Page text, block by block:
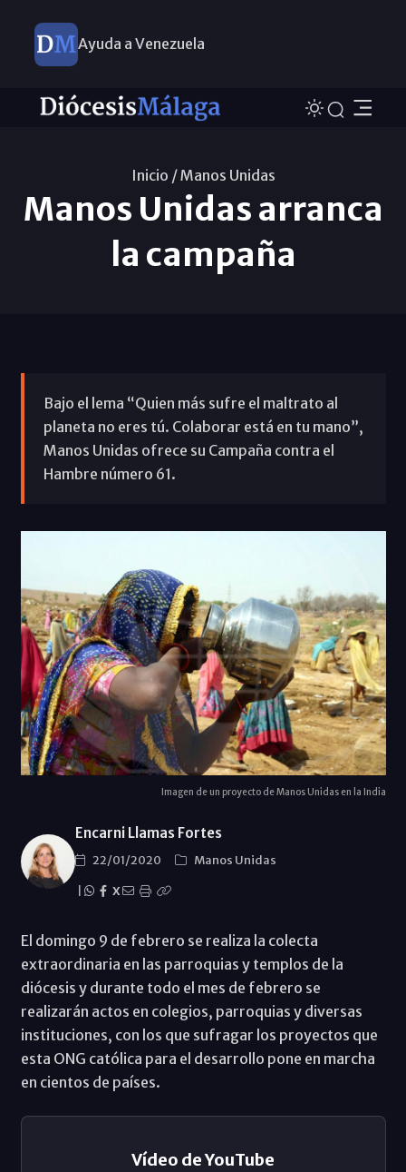
Ayuda a Venezuela
Diccionario para una Iglesia sinodal
Nuevos nombramientos
Inicio /Manos Unidas
Manos Unidas arranca
la campaña
Bajo el lema “Quien más sufre el maltrato al
planeta no eres tú. Colaborar está en tu mano”,
Manos Unidas ofrece su Campaña contra el
Hambre número 61.
Imagen de un proyecto de Manos Unidas en la India
Encarni Llamas Fortes
22/01/2020
Manos Unidas
X
El domingo 9 de febrero se realiza la colecta
extraordinaria en las parroquias y templos de la
diócesis y durante todo el mes de febrero se
realizarán actos en colegios, parroquias y diversas
instituciones, con los que sufragar los proyectos que
esta ONG católica para el desarrollo pone en marcha
en cientos de países.
Vídeo de YouTube